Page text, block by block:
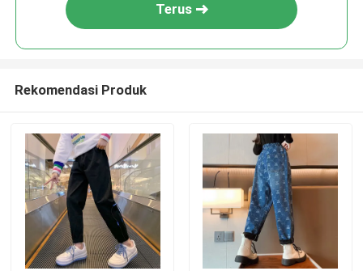
Terus
Rekomendasi Produk